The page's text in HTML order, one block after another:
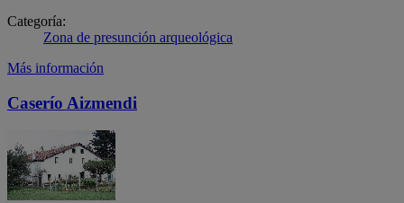
Categoría:
Zona de presunción arqueológica
Más información
Caserío Aizmendi